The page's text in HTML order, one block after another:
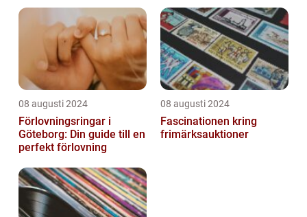
08 augusti 2024
Förlovningsringar i
Göteborg: Din guide till en
perfekt förlovning
08 augusti 2024
Fascinationen kring
frimärksauktioner